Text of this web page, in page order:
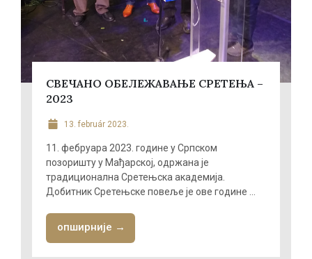
СВЕЧАНО ОБЕЛЕЖАВАЊЕ СРЕТЕЊА –
2023
13. február 2023.
11. фебруара 2023. године у Српском
позоришту у Мађарској, одржана је
традиционална Сретењска академија.
Добитник Сретењске повеље је ове године ...
опширније →